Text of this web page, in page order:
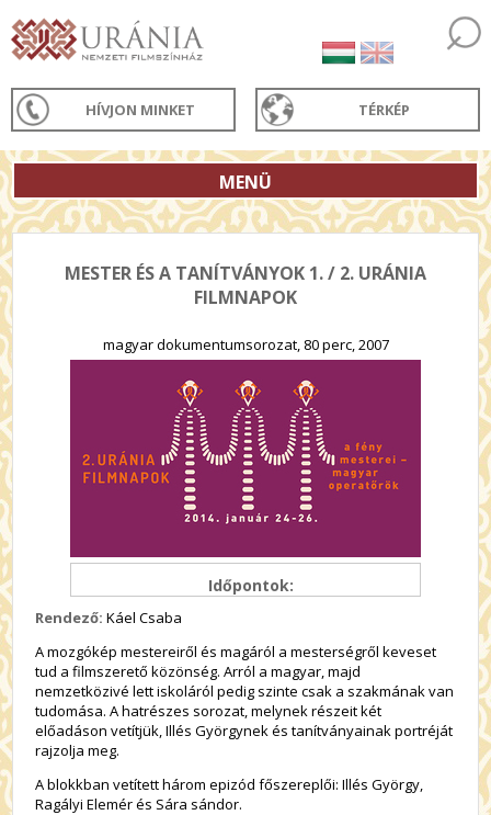
HÍVJON MINKET TÉRKÉP
MENÜ
MESTER ÉS A TANÍTVÁNYOK 1. / 2. URÁNIA
FILMNAPOK
magyar dokumentumsorozat, 80 perc, 2007
Időpontok:
Rendező: Káel Csaba
A mozgókép mestereiről és magáról a mesterségről keveset
tud a filmszerető közönség. Arról a magyar, majd
nemzetközivé lett iskoláról pedig szinte csak a szakmának van
tudomása. A hatrészes sorozat, melynek részeit két
előadáson vetítjük, Illés Györgynek és tanítványainak portréját
rajzolja meg.
A blokkban vetített három epizód főszereplői: Illés György,
Ragályi Elemér és Sára sándor.